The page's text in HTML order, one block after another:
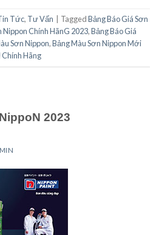
Tức, Tư Vấn TaggedBảng Báo Giá Sơn
Nippon Chính HãnG 2023,Bảng Báo Giá
Sơn Nippon,Bảng Màu Sơn Nippon Mới
Chính Hãng
2023